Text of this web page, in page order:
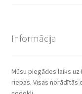
Informācija
Mūsu piegādes laiks uz
riepas. Visas